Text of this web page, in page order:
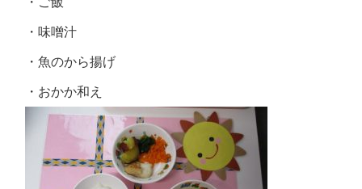
・味噌汁
・魚のから揚げ
・おかか和え